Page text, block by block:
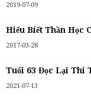
2019-07-09
Hiểu Biết Thần Học
2017-03-28
Tuổi 63 Đọc Lại Thi
2021-07-13